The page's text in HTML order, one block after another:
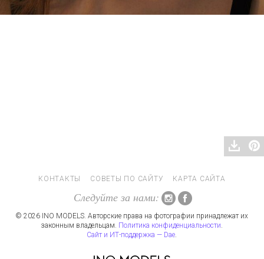
КОНТАКТЫ СОВЕТЫ ПО САЙТУ КАРТА САЙТА
Следуйте за нами:
© 2026 INO MODELS. Авторские права на фотографии принадлежат их
законным владельцам. Политика конфиденциальности.
Сайт и ИТ-поддержка — Dae.